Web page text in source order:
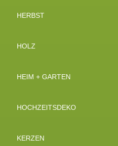
HERBST
HOLZ
HEIM + GARTEN
HOCHZEITSDEKO
KERZEN